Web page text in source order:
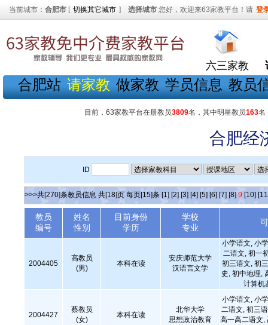
当前城市： 合肥市 [ 切换其它城市 ] 选择城市 您好，欢迎来63家教平台！请 登
六三家教
合肥站 请家教 做家教 学员信息 教员
目前，63家教平台在册教员3809名，其中明星教员163名
合肥经
ID
>>>共[270]条教员信息 共[18]页 每页[15]条 [1] [2] [3] [4] [5] [6] [7] [8] 9 [10]
教员
编号
姓名
性别
目前身份
学历
学校
专业
2004405
高教员
(男)
本科在读
安庆师范大学
汉语言文学
小学语文, 小
二语文, 初一
初三语文, 初
史, 初中地理,
计算机
2004427
蔡教员
(女)
本科在读
北华大学
思想政治教育
小学语文, 小
二语文, 初三
高一高二语文,